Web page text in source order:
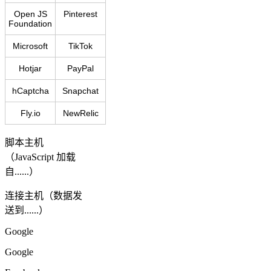
Open JS
Foundation
Pinterest
Microsoft TikTok
Hotjar PayPal
hCaptcha Snapchat
Fly.io NewRelic
脚本主机
（JavaScript 加载
自......）
连接主机（数据发
送到......）
Google
Google